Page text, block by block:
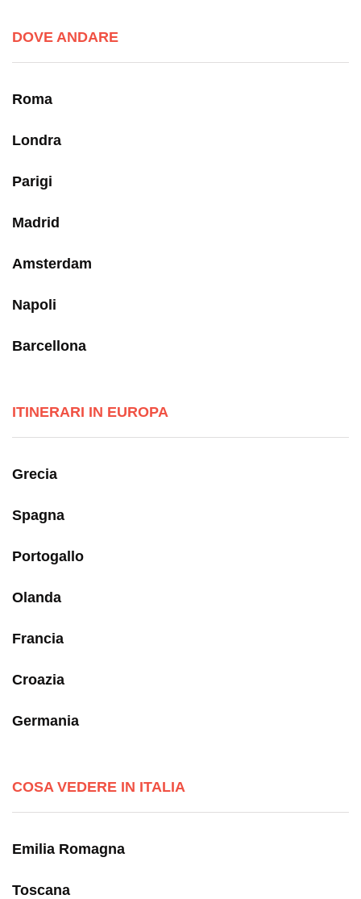
DOVE ANDARE
Roma
Londra
Parigi
Madrid
Amsterdam
Napoli
Barcellona
ITINERARI IN EUROPA
Grecia
Spagna
Portogallo
Olanda
Francia
Croazia
Germania
COSA VEDERE IN ITALIA
Emilia Romagna
Toscana